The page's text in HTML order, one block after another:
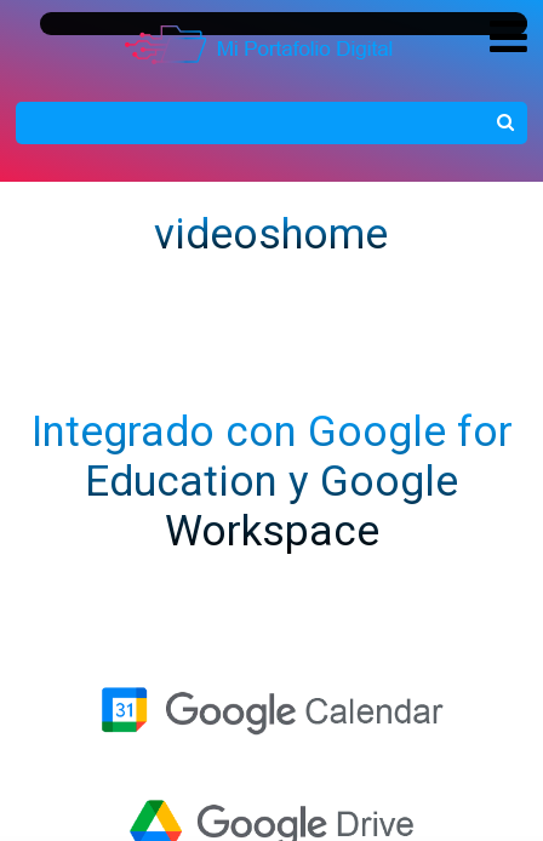
videoshome
Integrado con Google for
Education y Google
Workspace